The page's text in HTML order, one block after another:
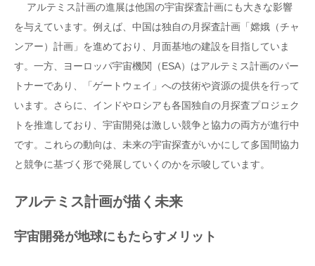
アルテミス計画の進展は他国の宇宙探査計画にも大きな影響
を与えています。例えば、中国は独自の月探査計画「嫦娥（チャ
ンアー）計画」を進めており、月面基地の建設を目指していま
す。一方、ヨーロッパ宇宙機関（ESA）はアルテミス計画のパー
トナーであり、「ゲートウェイ」への技術や資源の提供を行って
います。さらに、インドやロシアも各国独自の月探査プロジェク
トを推進しており、宇宙開発は激しい競争と協力の両方が進行中
です。これらの動向は、未来の宇宙探査がいかにして多国間協力
と競争に基づく形で発展していくのかを示唆しています。
アルテミス計画が描く未来
宇宙開発が地球にもたらすメリット